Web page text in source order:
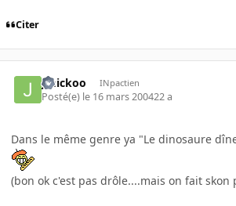
Citer
Jmickoo INpactien
Posté(e) le 16 mars 200422 a
Dans le même genre ya "Le dinosaure
(bon ok c'est pas drôle....mais on fait skon